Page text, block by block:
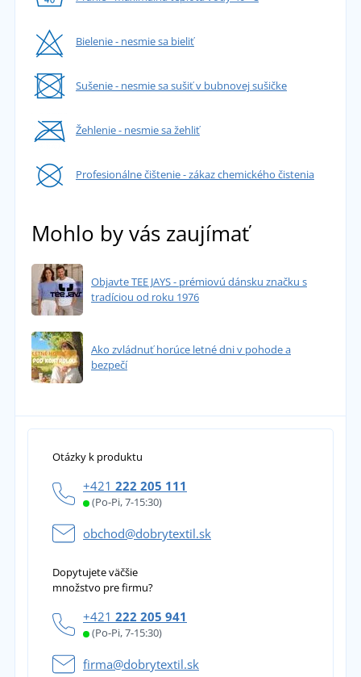
Bielenie - nesmie sa bieliť
Sušenie - nesmie sa sušiť v bubnovej sušičke
Žehlenie - nesmie sa žehliť
Profesionálne čištenie - zákaz chemického čistenia
Mohlo by vás zaujímať
Objavte TEE JAYS - prémiovú dánsku značku s
tradíciou od roku 1976
Ako zvládnuť horúce letné dni v pohode a
bezpečí
Otázky k produktu
+421 222 205 111
(Po-Pi, 7-15:30)
obchod@dobrytextil.sk
Dopytujete väčšie
množstvo pre firmu?
+421 222 205 941
(Po-Pi, 7-15:30)
firma@dobrytextil.sk